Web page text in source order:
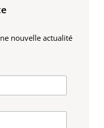
nouvelle actualité